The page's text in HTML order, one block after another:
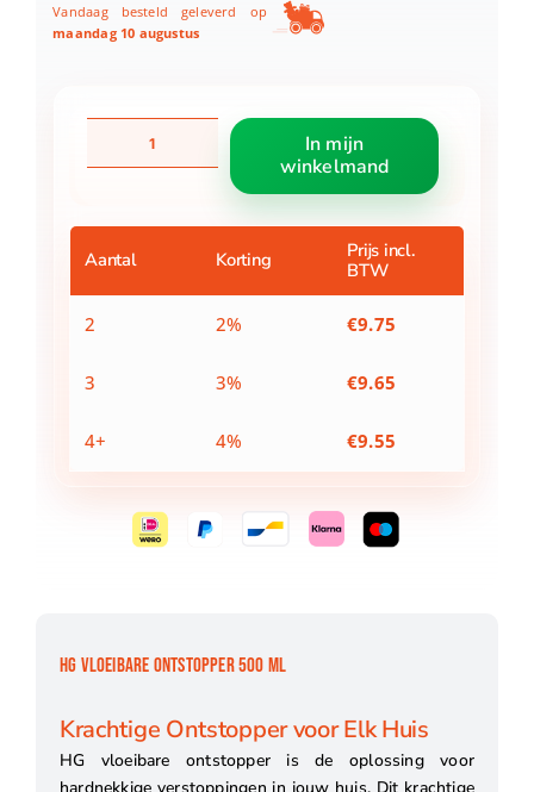
Vandaag besteld geleverd op
maandag 10 augustus
vloeibare
ml
In mijn
winkelmand
Aantal Korting
Prijs incl.
BTW
2 2% €9.75
3 3% €9.65
4+ 4% €9.55
HG VLOEIBARE ONTSTOPPER 500 ML
Krachtige Ontstopper voor Elk Huis
HG vloeibare ontstopper is de oplossing voor